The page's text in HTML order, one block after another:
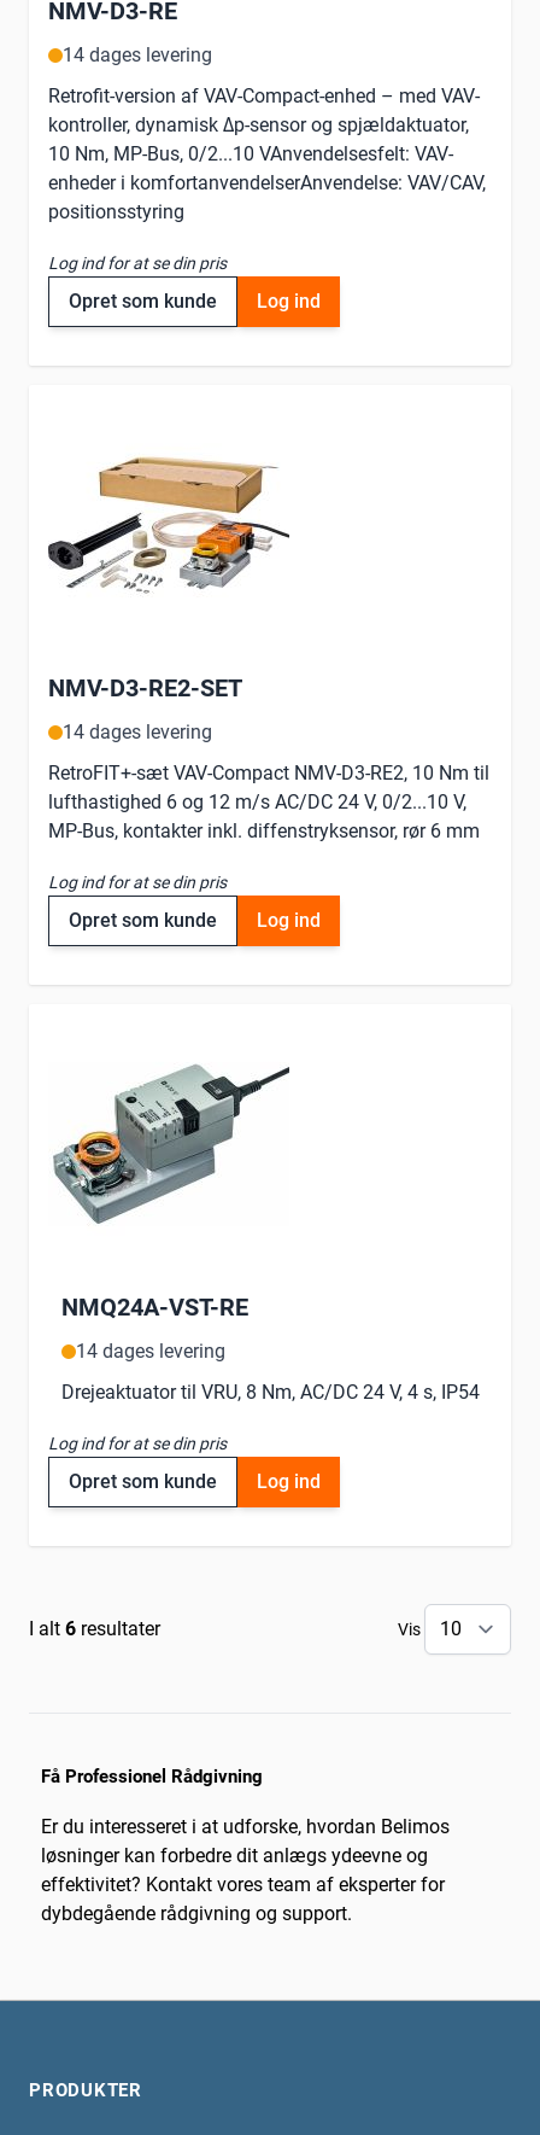
NMV-D3-RE
14 dages levering
Retrofit-version af VAV-Compact-enhed – med VAV-
kontroller, dynamisk Δp-sensor og spjældaktuator,
10 Nm, MP-Bus, 0/2...10 VAnvendelsesfelt: VAV-
enheder i komfortanvendelserAnvendelse: VAV/CAV,
positionsstyring
Log ind for at se din pris
Opret som kunde Log ind
NMV-D3-RE2-SET
14 dages levering
RetroFIT+-sæt VAV-Compact NMV-D3-RE2, 10 Nm til
lufthastighed 6 og 12 m/s AC/DC 24 V, 0/2...10 V,
MP-Bus, kontakter inkl. diffenstryksensor, rør 6 mm
Log ind for at se din pris
Opret som kunde Log ind
NMQ24A-VST-RE
14 dages levering
Drejeaktuator til VRU, 8 Nm, AC/DC 24 V, 4 s, IP54
Log ind for at se din pris
Opret som kunde Log ind
I alt 6 resultater Vis
Få Professionel Rådgivning
Er du interesseret i at udforske, hvordan Belimos
løsninger kan forbedre dit anlægs ydeevne og
effektivitet? Kontakt vores team af eksperter for
dybdegående rådgivning og support.
PRODUKTER